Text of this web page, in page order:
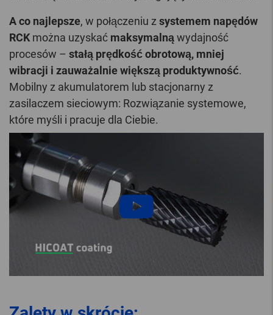
A co najlepsze, w połączeniu zsystemem napędów
RCKmożna uzyskać maksymalnąwydajność
procesów – stałą prędkość obrotową, mniej
wibracji i zauważalnie większą produktywność.
Mobilny z akumulatorem lub stacjonarny z
zasilaczem sieciowym: Rozwiązanie systemowe,
które myśli i pracuje dla Ciebie.